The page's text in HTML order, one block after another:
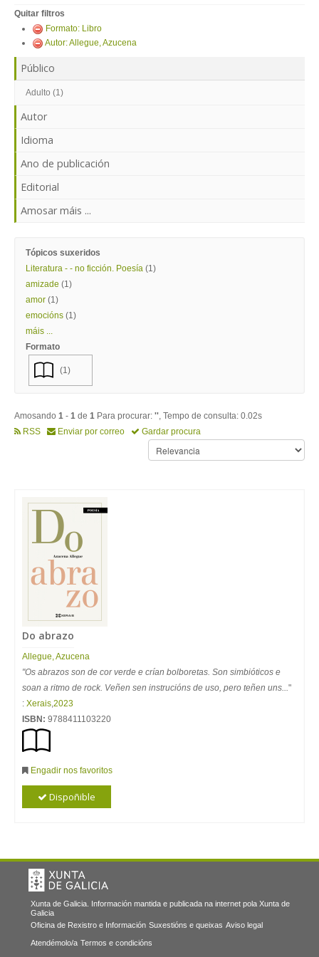
Quitar filtros
Formato: Libro
Autor: Allegue, Azucena
Público
Adulto (1)
Autor
Idioma
Ano de publicación
Editorial
Amosar máis ...
Tópicos suxeridos
Literatura - - no ficción. Poesía (1)
amizade (1)
amor (1)
emocións (1)
máis ...
Formato
(1)
Amosando 1 - 1 de 1 Para procurar: '', Tempo de consulta: 0.02s
RSS
Enviar por correo Gardar procura
Do abrazo
Allegue, Azucena
"Os abrazos son de cor verde e crían bolboretas. Son simbióticos e
soan a ritmo de rock. Veñen sen instrucións de uso, pero teñen uns..."
: Xerais,2023
ISBN: 9788411103220
Engadir nos favoritos
Dispoñible
Xunta de Galicia. Información mantida e publicada na internet pola Xunta de
Galicia
Oficina de Rexistro e Información Suxestións e queixas Aviso legal
Atendémolo/a Termos e condicións